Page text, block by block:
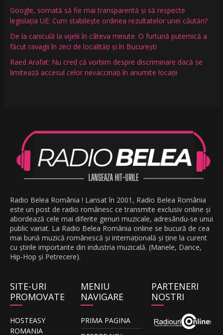
Google, somată să fie mai transparentă și să respecte
legislația UE: Cum stabilește ordinea rezultatelor unei căutări?
De la caniculă la vijelii în câteva minute. O furtună puternică a
făcut ravagii în zeci de localități și în București
Raed Arafat: Nu cred că vorbim despre discriminare dacă se
limitează accesul celor nevaccinați în anumite locații
Radio Belea România ! Lansat în 2001, Radio Belea România
este un post de radio românesc ce transmite exclusiv online și
abordează cele mai diferite genuri muzicale, adresându-se unui
public variat. La Radio Belea România online se bucură de cea
mai bună muzică românescă și internațională și ține la curent
cu știrile importante din industria muzicală. (Manele, Dance,
Hip-Hop și Petrecere).
SITE-URI
PROMOVATE
HOSTEASY
ROMANIA
MENIU
NAVIGARE
PRIMA PAGINA
PARTENERI
NOSTRI